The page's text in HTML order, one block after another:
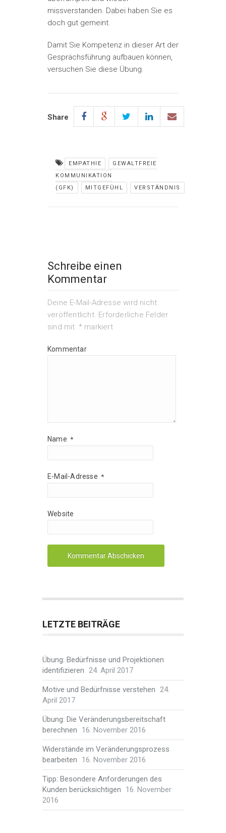
missverstanden. Dabei haben Sie es
doch gut gemeint.
Damit Sie Kompetenz in dieser Art der
Gesprächsführung aufbauen können,
versuchen Sie diese Übung.
Share
EMPATHIE
GEWALTFREIE
KOMMUNIKATION
(GFK)
MITGEFÜHL VERSTÄNDNIS
Schreibe einen
Kommentar
Deine E-Mail-Adresse wird nicht
veröffentlicht. Erforderliche Felder
sind mit * markiert
Kommentar
Name *
E-Mail-Adresse *
Website
LETZTE BEITRÄGE
Übung: Bedürfnisse und Projektionen
identifizieren 24. April 2017
Motive und Bedürfnisse verstehen 24.
April 2017
Übung: Die Veränderungsbereitschaft
berechnen
16. November 2016
Widerstände im Veränderungsprozess
bearbeiten
16. November 2016
Tipp: Besondere Anforderungen des
Kunden berücksichtigen
16. November
2016